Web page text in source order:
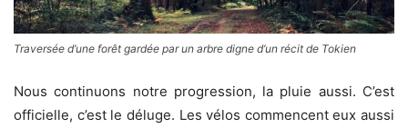
Traversée d’une forêt gardée par un arbre digne d’un récit de Tokien
Nous continuons notre progression, la pluie aussi. C’est
officielle, c’est le déluge. Les vélos commencent eux aussi